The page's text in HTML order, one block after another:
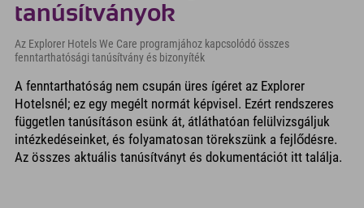
tanúsítványok
Az Explorer Hotels We Care programjához kapcsolódó összes
fenntarthatósági tanúsítvány és bizonyíték
A fenntarthatóság nem csupán üres ígéret az Explorer
Hotelsnél; ez egy megélt normát képvisel. Ezért rendszeres
független tanúsításon esünk át, átláthatóan felülvizsgáljuk
intézkedéseinket, és folyamatosan törekszünk a fejlődésre.
Az összes aktuális tanúsítványt és dokumentációt itt találja.